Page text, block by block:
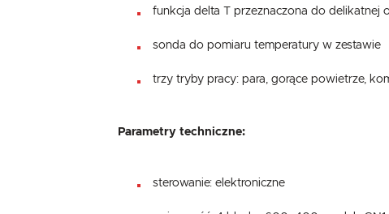
funkcja delta T przeznaczona do delikatnej
sonda do pomiaru temperatury w zestawie
trzy tryby pracy: para, gorące powietrze,
Parametry techniczne:
sterowanie: elektroniczne